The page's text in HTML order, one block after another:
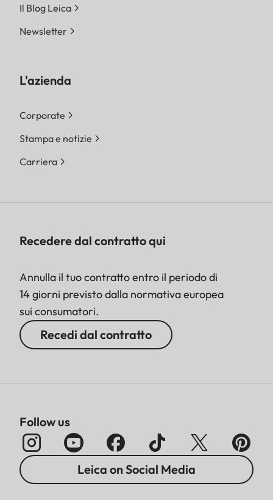
Il Blog Leica
Newsletter
L'azienda
Corporate
Stampa e notizie
Carriera
Recedere dal contratto qui
Annulla il tuo contratto entro il periodo di
14 giorni previsto dalla normativa europea
sui consumatori.
Recedi dal contratto
Follow us
Leica on Social Media